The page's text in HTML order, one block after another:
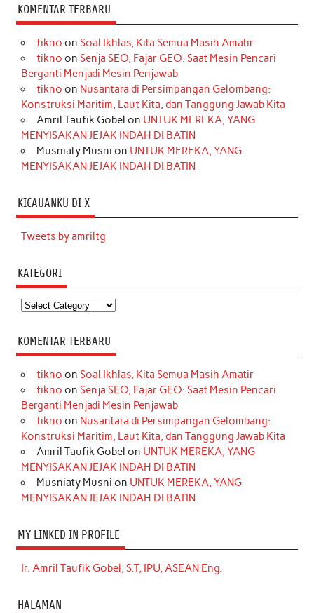
KOMENTAR TERBARU
tikno on Soal Ikhlas, Kita Semua Masih Amatir
tikno on Senja SEO, Fajar GEO: Saat Mesin Pencari
Berganti Menjadi Mesin Penjawab
tikno on Nusantara di Persimpangan Gelombang:
Konstruksi Maritim, Laut Kita, dan Tanggung Jawab Kita
Amril Taufik Gobel on UNTUK MEREKA, YANG
MENYISAKAN JEJAK INDAH DI BATIN
Musniaty Musni on UNTUK MEREKA, YANG
MENYISAKAN JEJAK INDAH DI BATIN
KICAUANKU DI X
Tweets by amriltg
KATEGORI
Kategori
KOMENTAR TERBARU
tikno on Soal Ikhlas, Kita Semua Masih Amatir
tikno on Senja SEO, Fajar GEO: Saat Mesin Pencari
Berganti Menjadi Mesin Penjawab
tikno on Nusantara di Persimpangan Gelombang:
Konstruksi Maritim, Laut Kita, dan Tanggung Jawab Kita
Amril Taufik Gobel on UNTUK MEREKA, YANG
MENYISAKAN JEJAK INDAH DI BATIN
Musniaty Musni on UNTUK MEREKA, YANG
MENYISAKAN JEJAK INDAH DI BATIN
MY LINKED IN PROFILE
Ir. Amril Taufik Gobel, S.T, IPU, ASEAN Eng.
HALAMAN